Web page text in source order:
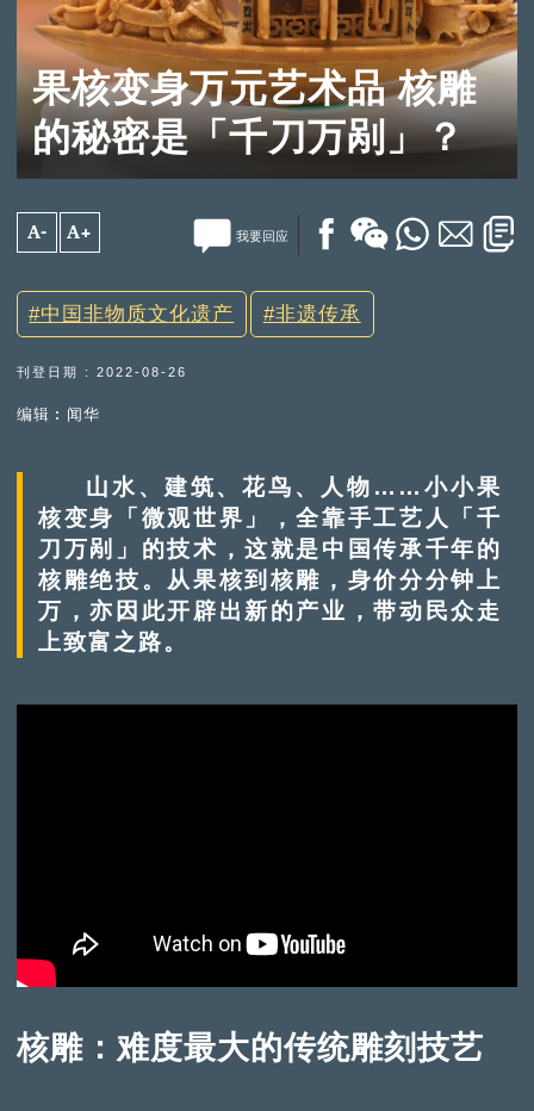
果核变身万元艺术品 核雕
的秘密是「千刀万剐」？
A- A+ 我要回应
中国非物质文化遗产 非遗传承
刊登日期 : 2022-08-26
编辑︰闻华
山水、建筑、花鸟、人物……小小果
核变身「微观世界」，全靠手工艺人「千
刀万剐」的技术，这就是中国传承千年的
核雕绝技。从果核到核雕，身价分分钟上
万，亦因此开辟出新的产业，带动民众走
上致富之路。
核雕：难度最大的传统雕刻技艺